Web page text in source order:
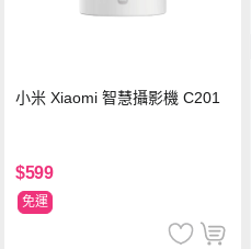
小米 Xiaomi 智慧攝影機 C201
$599
免運